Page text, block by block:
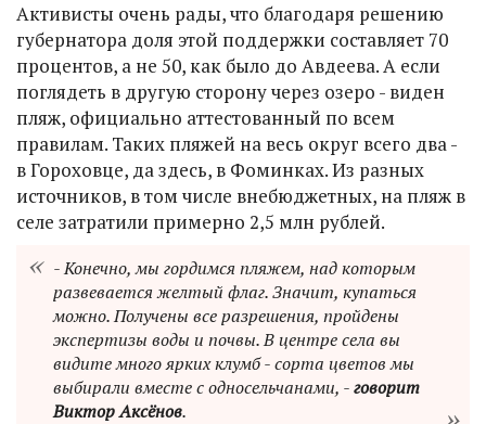
Активисты очень рады, что благодаря решению
губернатора доля этой поддержки составляет 70
процентов, а не 50, как было до Авдеева. А если
поглядеть в другую сторону через озеро - виден
пляж, официально аттестованный по всем
правилам. Таких пляжей на весь округ всего два -
в Гороховце, да здесь, в Фоминках. Из разных
источников, в том числе внебюджетных, на пляж в
селе затратили примерно 2,5 млн рублей.
- Конечно, мы гордимся пляжем, над которым
развевается желтый флаг. Значит, купаться
можно. Получены все разрешения, пройдены
экспертизы воды и почвы. В центре села вы
видите много ярких клумб - сорта цветов мы
выбирали вместе с односельчанами, -говорит
Виктор Аксёнов.